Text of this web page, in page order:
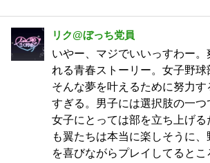
リク@ぼっち党員
いやー、マジでいいっすわー
れる青春ストーリー。女子野球
そんな夢を叶えるために努力す
すぎる。男子には選択肢の一つ
女子にとっては部を立ち上げ
も翼たちは本当に楽しそうに、
を喜びながらプレイしてるとこ